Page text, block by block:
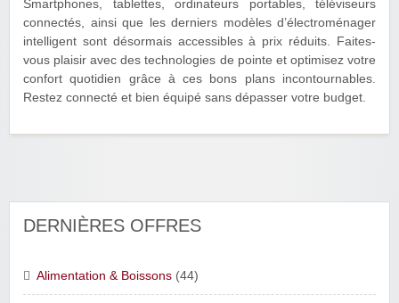
Smartphones, tablettes, ordinateurs portables, téléviseurs
connectés, ainsi que les derniers modèles d’électroménager
intelligent sont désormais accessibles à prix réduits. Faites-
vous plaisir avec des technologies de pointe et optimisez votre
confort quotidien grâce à ces bons plans incontournables.
Restez connecté et bien équipé sans dépasser votre budget.
DERNIÈRES OFFRES
Alimentation & Boissons (44)